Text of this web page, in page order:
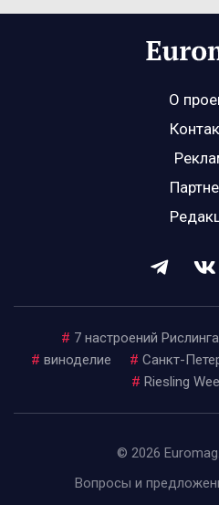
О
# 7 настроений Рислинга
# виноделие # Санкт-
# Riesling
© 2026
Вопросы и